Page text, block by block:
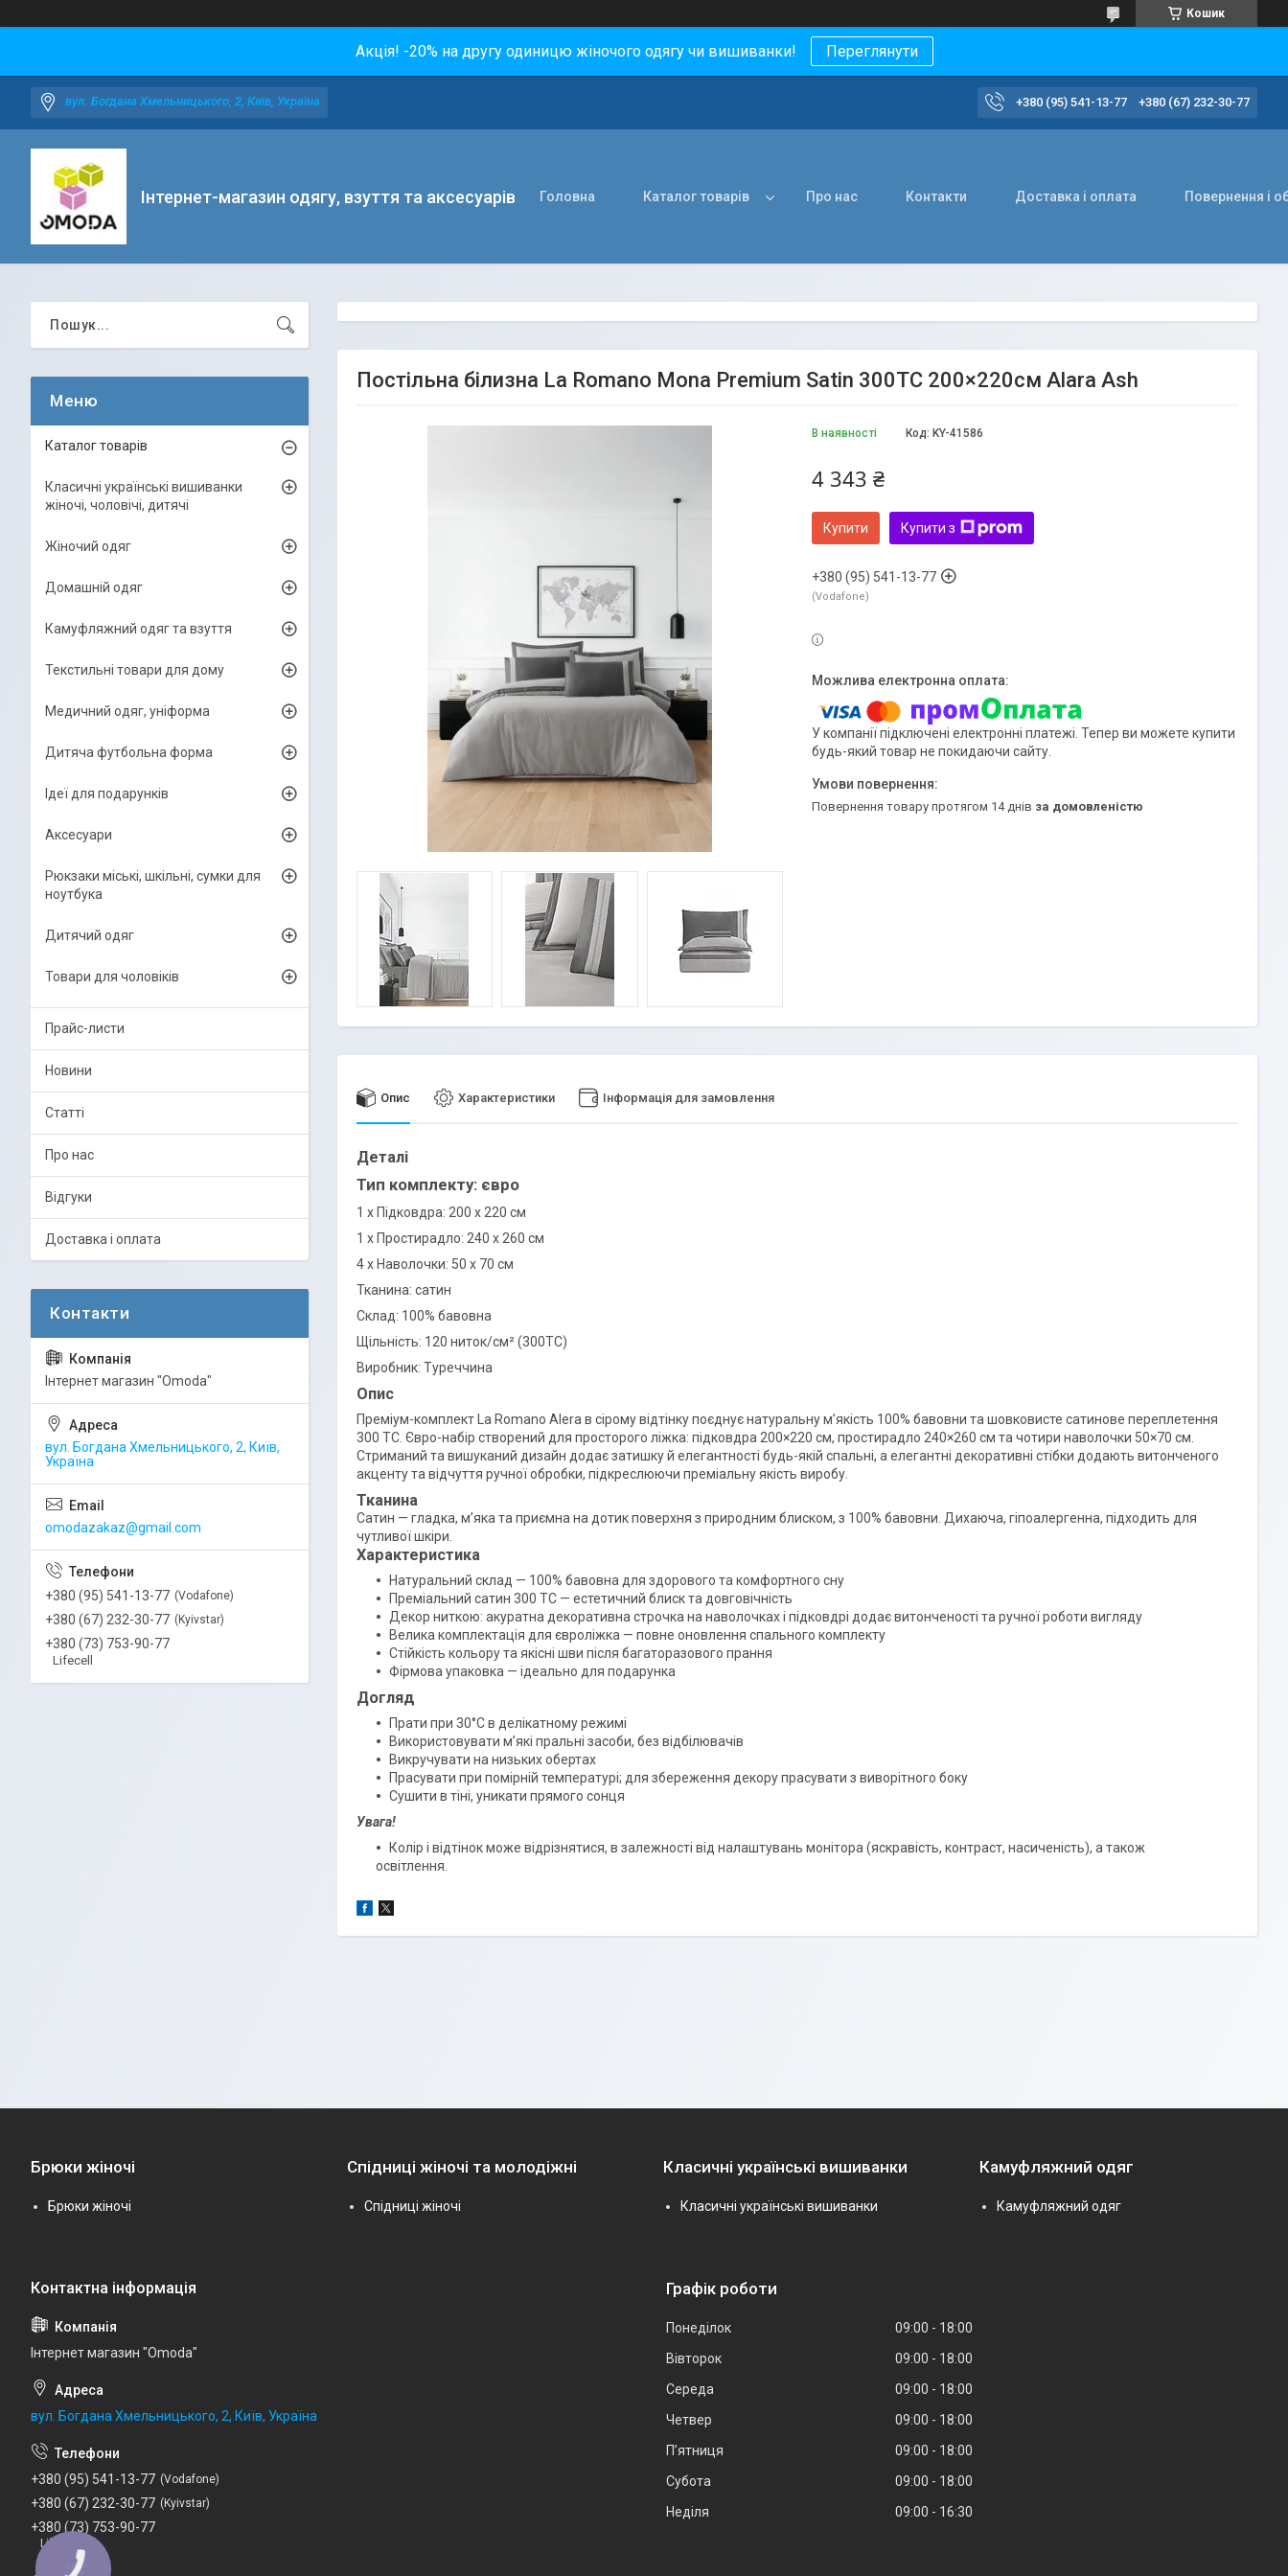
Кошик
Акція! -20% на другу одиницю жіночого одягу чи вишиванки! Переглянути
вул. Богдана Хмельницького, 2, Київ, Україна +380 (95) 541-13-77 +380 (67) 232-30-77
Інтернет-магазин одягу, взуття та аксесуарів Головна Каталог товарів Про нас Контакти Доставка і оплата Повернення і
Постільна білизна La Romano Mona Premium Satin 300TC 200×220см Alara Ash
В наявності Код: KY-41586
4 343 ₴
Купити Купити з
+380 (95) 541-13-77
Vodafone
У компанії підключені електронні платежі. Тепер ви можете купити
будь-який товар не покидаючи сайту.
повернення товару протягом 14 днів за домовленістю
Опис Характеристики Інформація для замовлення
Деталі
Тип комплекту: євро
1 х Підковдра: 200 х 220 см
1 х Простирадло: 240 х 260 см
4 х Наволочки: 50 х 70 см
Тканина: сатин
Склад: 100% бавовна
Щільність: 120 ниток/см² (300TC)
Виробник: Туреччина
Опис
Преміум-комплект La Romano Alera в сірому відтінку поєднує натуральну м’якість 100% бавовни та шовковисте сатинове переплетення
300 TC. Євро-набір створений для просторого ліжка: підковдра 200×220 см, простирадло 240×260 см та чотири наволочки 50×70 см.
Стриманий та вишуканий дизайн додає затишку й елегантності будь-якій спальні, а елегантні декоративні стібки додають витонченого
акценту та відчуття ручної обробки, підкреслюючи преміальну якість виробу.
Тканина
Сатин — гладка, м’яка та приємна на дотик поверхня з природним блиском, з 100% бавовни. Дихаюча, гіпоалергенна, підходить для
чутливої шкіри.
Характеристика
Натуральний склад — 100% бавовна для здорового та комфортного сну
Преміальний сатин 300 TC — естетичний блиск та довговічність
Декор ниткою: акуратна декоративна строчка на наволочках і підковдрі додає витонченості та ручної роботи вигляду
Велика комплектація для євроліжка — повне оновлення спального комплекту
Стійкість кольору та якісні шви після багаторазового прання
Фірмова упаковка — ідеально для подарунка
Догляд
Прати при 30°C в делікатному режимі
Використовувати м’які пральні засоби, без відбілювачів
Викручувати на низьких обертах
Прасувати при помірній температурі; для збереження декору прасувати з виворітного боку
Сушити в тіні, уникати прямого сонця
Увага!
Колір і відтінок може відрізнятися, в залежності від налаштувань монітора (яскравість, контраст, насиченість), а також
освітлення.
Каталог товарів
Класичні українські вишиванки
жіночі, чоловічі, дитячі
Жіночий одяг
Домашній одяг
Камуфляжний одяг та взуття
Текстильні товари для дому
Медичний одяг, уніформа
Дитяча футбольна форма
Ідеї для подарунків
Аксесуари
Рюкзаки міські, шкільні, сумки для
ноутбука
Дитячий одяг
Товари для чоловіків
Прайс-листи
Новини
Статті
Про нас
Відгуки
Доставка і оплата
Інтернет магазин "Omoda"
вул. Богдана Хмельницького, 2, Київ,
Україна
omodazakaz@gmail.com
+380 (95) 541-13-77 Vodafone
+380 (67) 232-30-77 Kyivstar
+380 (73) 753-90-77
Lifecell
Брюки жіночі
Брюки жіночі
Спідниці жіночі та молодіжні
Спідниці жіночі
Класичні українські вишиванки
Класичні українські вишиванки
Камуфляжний одяг
Камуфляжний одяг
Інтернет магазин "Omoda"
вул. Богдана Хмельницького, 2, Київ, Україна
+380 (95) 541-13-77 Vodafone
+380 (67) 232-30-77 Kyivstar
+380 (73) 753-90-77
Lifecell
Графік роботи
Понеділок 09:00
18:00
Вівторок
09:00
18:00
Середа
09:00
18:00
Четвер
09:00
18:00
Пʼятниця
09:00
18:00
Субота
09:00
18:00
Неділя
09:00 16:30